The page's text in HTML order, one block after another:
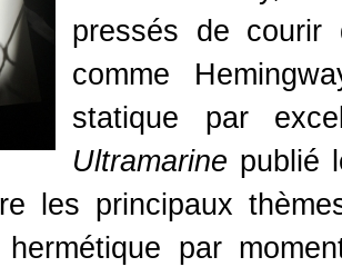
pressés de courir
comme
statique par
Ultramarine publié
les principaux
hermétique par